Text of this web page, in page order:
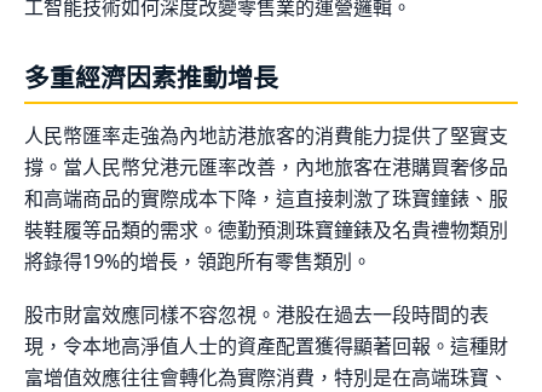
工智能技術如何深度改變零售業的運營邏輯。
多重經濟因素推動增長
人民幣匯率走強為內地訪港旅客的消費能力提供了堅實支
撐。當人民幣兌港元匯率改善，內地旅客在港購買奢侈品
和高端商品的實際成本下降，這直接刺激了珠寶鐘錶、服
裝鞋履等品類的需求。德勤預測珠寶鐘錶及名貴禮物類別
將錄得19%的增長，領跑所有零售類別。
股市財富效應同樣不容忽視。港股在過去一段時間的表
現，令本地高淨值人士的資產配置獲得顯著回報。這種財
富增值效應往往會轉化為實際消費，特別是在高端珠寶、